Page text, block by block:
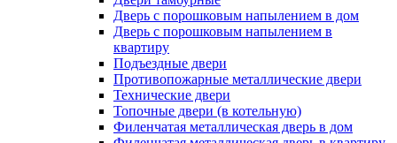
Дверь с порошковым напылением в дом
Дверь с порошковым напылением в
квартиру
Подъездные двери
Противопожарные металлические двери
Технические двери
Топочные двери (в котельную)
Филенчатая металлическая дверь в дом